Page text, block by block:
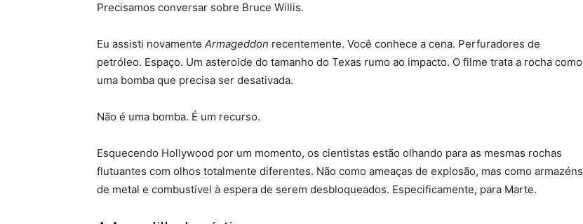
Precisamos conversar sobre Bruce Willis.
Eu assisti novamente Armageddon recentemente. Você conhece a cena. Perfuradores de
petróleo. Espaço. Um asteroide do tamanho do Texas rumo ao impacto. O filme trata a rocha como
uma bomba que precisa ser desativada.
Não é uma bomba. É um recurso.
Esquecendo Hollywood por um momento, os cientistas estão olhando para as mesmas rochas
flutuantes com olhos totalmente diferentes. Não como ameaças de explosão, mas como armazéns
de metal e combustível à espera de serem desbloqueados. Especificamente, para Marte.